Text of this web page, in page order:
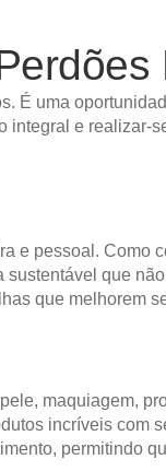
É uma
e realizar-
e pessoal. Como
que
que melhorem
maquiagem,
incríveis com
permitindo